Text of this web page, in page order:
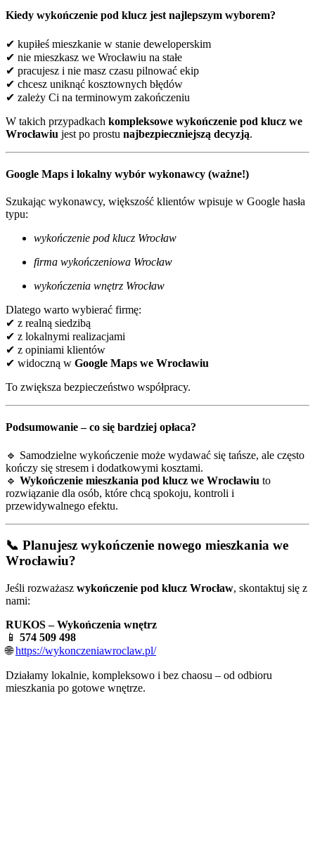
Kiedy wykończenie pod klucz jest najlepszym wyborem?
✔ kupiłeś mieszkanie w stanie deweloperskim
✔ nie mieszkasz we Wrocławiu na stałe
✔ pracujesz i nie masz czasu pilnować ekip
✔ chcesz uniknąć kosztownych błędów
✔ zależy Ci na terminowym zakończeniu
W takich przypadkach kompleksowe wykończenie pod klucz we
Wrocławiu jest po prostu najbezpieczniejszą decyzją.
Google Maps i lokalny wybór wykonawcy (ważne!)
Szukając wykonawcy, większość klientów wpisuje w Google hasła
typu:
wykończenie pod klucz Wrocław
firma wykończeniowa Wrocław
wykończenia wnętrz Wrocław
Dlatego warto wybierać firmę:
✔ z realną siedzibą
✔ z lokalnymi realizacjami
✔ z opiniami klientów
✔ widoczną w Google Maps we Wrocławiu
To zwiększa bezpieczeństwo współpracy.
Podsumowanie – co się bardziej opłaca?
🔹 Samodzielne wykończenie może wydawać się tańsze, ale często
kończy się stresem i dodatkowymi kosztami.
🔹 Wykończenie mieszkania pod klucz we Wrocławiu to
rozwiązanie dla osób, które chcą spokoju, kontroli i
przewidywalnego efektu.
📞 Planujesz wykończenie nowego mieszkania we
Wrocławiu?
Jeśli rozważasz wykończenie pod klucz Wrocław, skontaktuj się z
nami:
RUKOS – Wykończenia wnętrz
📱 574 509 498
🌐https://wykonczeniawroclaw.pl/
Działamy lokalnie, kompleksowo i bez chaosu – od odbioru
mieszkania po gotowe wnętrze.